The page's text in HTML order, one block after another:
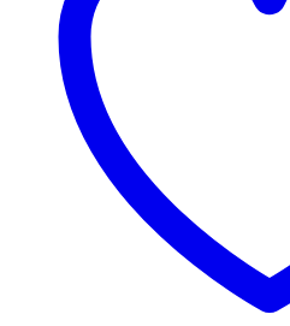
varesiden